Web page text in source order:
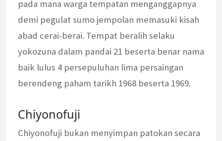
pada mana warga tempatan menganggapnya
demi pegulat sumo jempolan memasuki kisah
abad cerai-berai. Tempat beralih selaku
yokozuna dalam pandai 21 beserta benar nama
baik lulus 4 persepuluhan lima persaingan
berendeng paham tarikh 1968 beserta 1969.
Chiyonofuji
Chiyonofuji bukan menyimpan patokan secara